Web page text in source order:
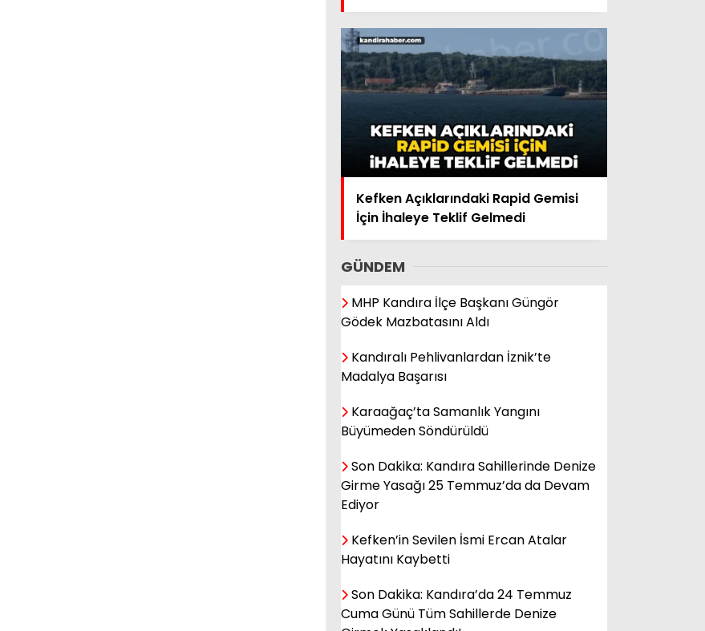
Kefken Açıklarındaki Rapid Gemisi
İçin İhaleye Teklif Gelmedi
GÜNDEM
MHP Kandıra İlçe Başkanı Güngör
Gödek Mazbatasını Aldı
Kandıralı Pehlivanlardan İznik’te
Madalya Başarısı
Karaağaç’ta Samanlık Yangını
Büyümeden Söndürüldü
Son Dakika: Kandıra Sahillerinde Denize
Girme Yasağı 25 Temmuz’da da Devam
Ediyor
Kefken’in Sevilen İsmi Ercan Atalar
Hayatını Kaybetti
Son Dakika: Kandıra’da 24 Temmuz
Cuma Günü Tüm Sahillerde Denize